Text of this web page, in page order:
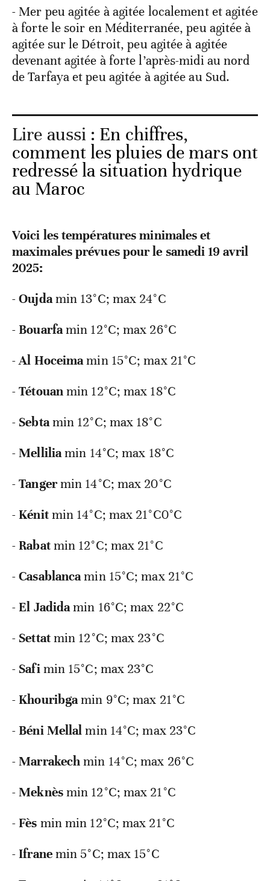
- Mer peu agitée à agitée localement et agitée
à forte le soir en Méditerranée, peu agitée à
agitée sur le Détroit, peu agitée à agitée
devenant agitée à forte l’après-midi au nord
de Tarfaya et peu agitée à agitée au Sud.
Lire aussi : En chiffres,
comment les pluies de mars ont
redressé la situation hydrique
au Maroc
Voici les températures minimales et
maximales prévues pour le samedi 19 avril
2025:
-Oujdamin 13°C; max 24°C
-Bouarfamin 12°C; max 26°C
-Al Hoceimamin 15°C; max 21°C
-Tétouanmin 12°C; max 18°C
- Sebtamin 12°C; max 18°C
-Melliliamin 14°C; max 18°C
-Tangermin 14°C; max 20°C
-Kénitmin 14°C; max 21°C0°C
-Rabatmin 12°C; max 21°C
-Casablancamin 15°C; max 21°C
-El Jadidamin 16°C; max 22°C
- Settatmin 12°C; max 23°C
- Safimin 15°C; max 23°C
-Khouribgamin 9°C; max 21°C
-Béni Mellalmin 14°C; max 23°C
-Marrakechmin 14°C; max 26°C
-Meknèsmin 12°C; max 21°C
-Fès min min 12°C; max 21°C
-Ifranemin 5°C; max 15°C